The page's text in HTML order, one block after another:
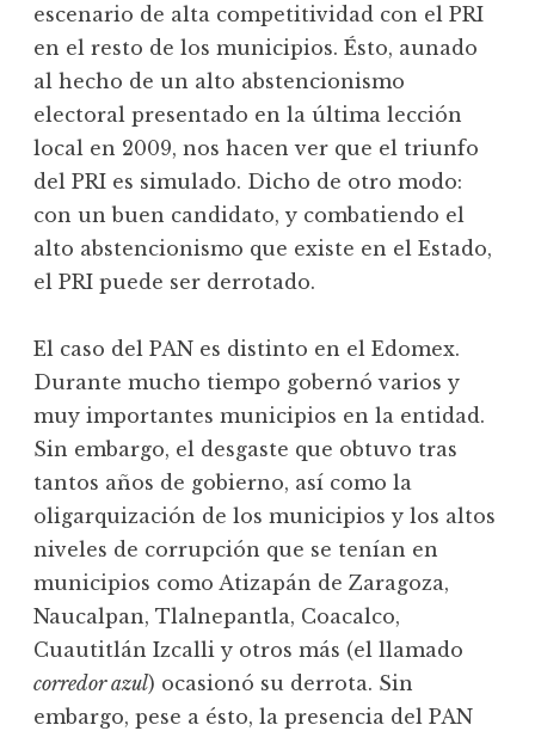
escenario de alta competitividad con el PRI
en el resto de los municipios. Ésto, aunado
al hecho de un alto abstencionismo
electoral presentado en la última lección
local en 2009, nos hacen ver que el triunfo
del PRI es simulado. Dicho de otro modo:
con un buen candidato, y combatiendo el
alto abstencionismo que existe en el Estado,
el PRI puede ser derrotado.
El caso del PAN es distinto en el Edomex.
Durante mucho tiempo gobernó varios y
muy importantes municipios en la entidad.
Sin embargo, el desgaste que obtuvo tras
tantos años de gobierno, así como la
oligarquización de los municipios y los altos
niveles de corrupción que se tenían en
municipios como Atizapán de Zaragoza,
Naucalpan, Tlalnepantla, Coacalco,
Cuautitlán Izcalli y otros más (el llamado
corredor azul) ocasionó su derrota. Sin
embargo, pese a ésto, la presencia del PAN